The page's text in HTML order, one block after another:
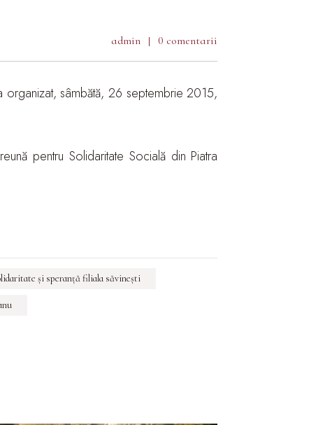
admin 0 comentarii
organizat, sâmbătă, 26 septembrie 2015,
pentru Solidaritate Socială din Piatra
şi speranţă filiala săvineşti